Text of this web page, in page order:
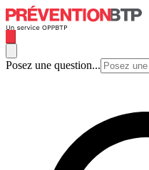
Posez une question...